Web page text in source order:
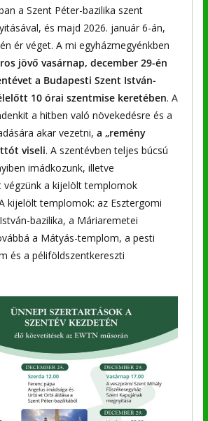
a Szent Péter-bazilika szent
és majd 2026. január 6-án,
ér véget. A mi egyházmegyénkben
jövő vasárnap, december 29-én
a Budapesti Szent István-
10 órai szentmise keretében. A
a hitben való növekedésre és a
akar vezetni, a „remény
viseli. A szentévben teljes búcsú
imádkozunk, illetve
végzünk a kijelölt templomok
kijelölt templomok: az Esztergomi
bazilika, a Máriaremetei
a Mátyás-templom, a pesti
és a péliföldszentkereszti